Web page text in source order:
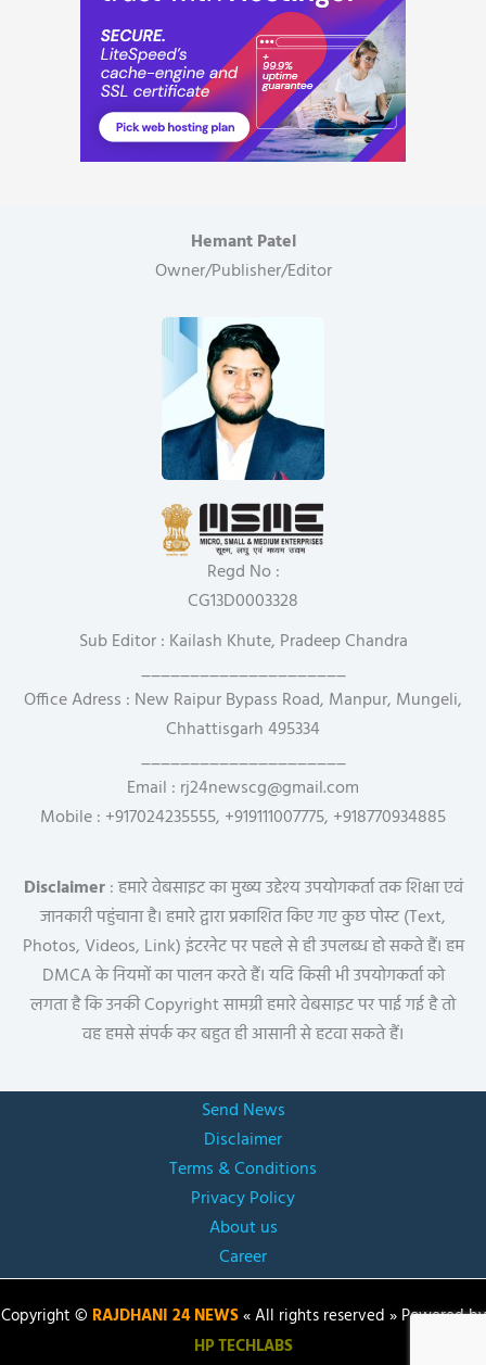
Hemant Patel
Owner/Publisher/Editor
Regd No :
CG13D0003328
Sub Editor : Kailash Khute, Pradeep Chandra
_____________________
Office Adress : New Raipur Bypass Road, Manpur, Mungeli,
Chhattisgarh 495334
_____________________
Email : rj24newscg@gmail.com
Mobile : +917024235555, +919111007775, +918770934885
Disclaimer: हमारे वेबसाइट का मुख्य उद्देश्य उपयोगकर्ता तक शिक्षा एवं
जानकारी पहुंचाना है। हमारे द्वारा प्रकाशित किए गए कुछ पोस्ट (Text,
Photos, Videos, Link) इंटरनेट पर पहले से ही उपलब्ध हो सकते हैं। हम
DMCA के नियमों का पालन करते हैं। यदि किसी भी उपयोगकर्ता को
लगता है कि उनकी Copyright सामग्री हमारे वेबसाइट पर पाई गई है तो
वह हमसे संपर्क कर बहुत ही आसानी से हटवा सकते हैं।
Send News
Disclaimer
Terms & Conditions
Privacy Policy
About us
Career
Copyright © RAJDHANI 24 NEWS« All rights reserved » Powered by
HP TECHLABS